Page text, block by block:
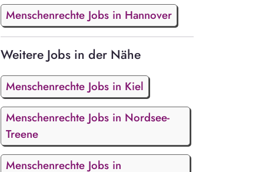
Menschenrechte Jobs in Hannover
Weitere Jobs in der Nähe
Menschenrechte Jobs in Kiel
Menschenrechte Jobs in Nordsee-
Treene
Menschenrechte Jobs in